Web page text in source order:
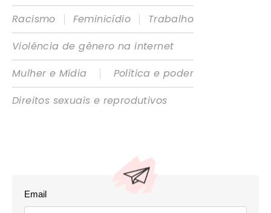
Racismo
| Feminicídio |
Trabalho
Violência de gênero na internet
Mulher e Mídia
|
Política e poder
Direitos sexuais e reprodutivos